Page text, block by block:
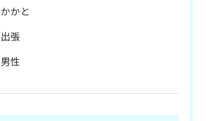
かかと
出張
男性